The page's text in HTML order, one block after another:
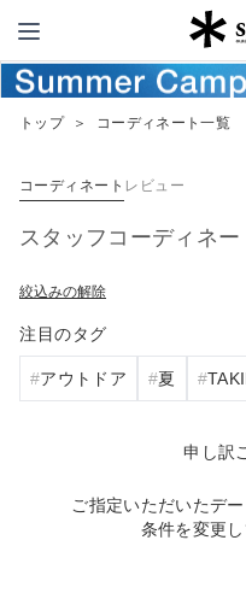
トップ ＞ コーディネート一覧
コーディネート レビュー
スタッフコーディネー
絞込みの解除
注目のタグ
アウトドア 夏
申し訳
ご指定いただいたデ
条件を変更し